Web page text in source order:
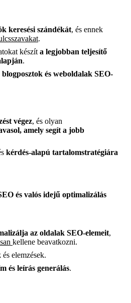
keresési szándékát, és ennek
.
készít a legjobban teljesítő
.
és weboldalak SEO-
végez, és olyan
amely segít a jobb
kérdés-alapú tartalomstratégiára
és valós idejű optimalizálás
az oldalak SEO-elemeit,
kellene beavatkozni.
elemzések.
és leírás generálás.